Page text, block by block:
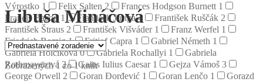
Výrostko 1 Felix Salten 2 Frances Hodgson Burnett 1
Francis Bacon 1 František Juriga4 František Ruščák 2
František Štraus 2 František Višváder 1 Franz Werfel 1
Friedrich Romig1 Fritjof Capra 1 Gabriel Németh 1
Gabriela Holčíková0 Gabriela Rochallyi 1
Gabriela
Rothmayerová 2 Gaius Iulius Caesar 1 Gejza Vámoš 3
George Orwell 2 Goran Đorđević 1 Goran Lenčo 1
Gorazd
Libuša Mináčová
Zobrazených 1 zo 1 kníh